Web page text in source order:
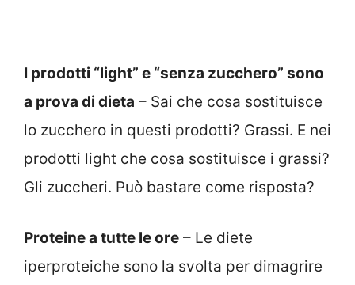
I prodotti “light” e “senza zucchero” sono
a prova di dieta – Sai che cosa sostituisce
lo zucchero in questi prodotti? Grassi. E nei
prodotti light che cosa sostituisce i grassi?
Gli zuccheri. Può bastare come risposta?
Proteine a tutte le ore – Le diete
iperproteiche sono la svolta per dimagrire